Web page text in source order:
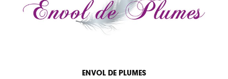
ENVOL DE PLUMES